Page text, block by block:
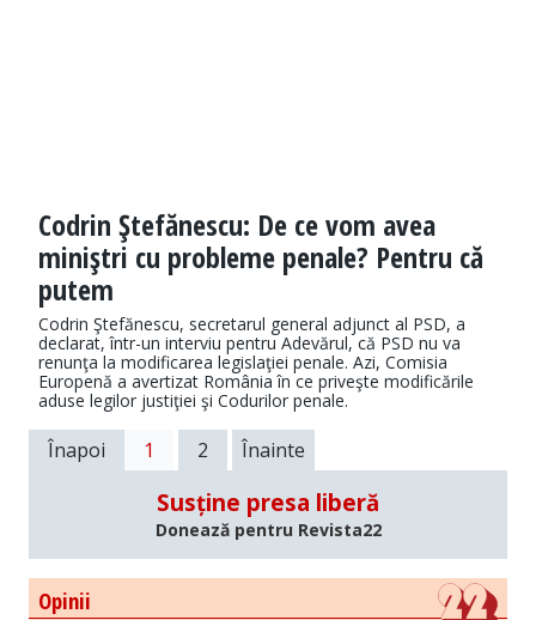
Codrin Ştefănescu: De ce vom avea
miniştri cu probleme penale? Pentru că
putem
Codrin Ştefănescu, secretarul general adjunct al PSD, a
declarat, într-un interviu pentru Adevărul, că PSD nu va
renunţa la modificarea legislaţiei penale. Azi, Comisia
Europenă a avertizat România în ce priveşte modificările
aduse legilor justiţiei şi Codurilor penale.
Înapoi 1 2 Înainte
Susține presa liberă
Donează pentru Revista22
Opinii